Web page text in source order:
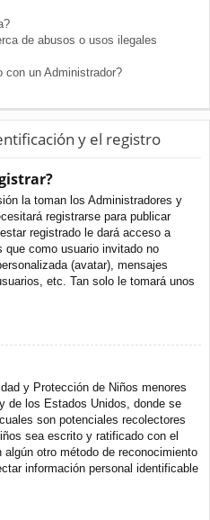
de abusos o usos ilegales
con un Administrador?
y el registro
la toman los Administradores y
registrarse para publicar
registrado le dará acceso a
como usuario invitado no
(avatar), mensajes
etc. Tan solo le tomará unos
y Protección de Niños menores
de los Estados Unidos, donde se
son potenciales recolectores
sea escrito y ratificado con el
otro método de reconocimiento
información personal identificable